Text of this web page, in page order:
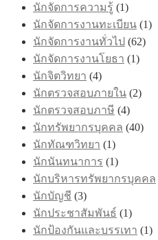
นักจัดการความรู้ (1)
นักจัดการงานทะเบียน (1)
นักจัดการงานทั่วไป (62)
นักจัดการงานโยธา (1)
นักจิตวิทยา (4)
นักตรวจสอบภายใน (2)
นักตรวจสอบภาษี (4)
นักทรัพยากรบุคคล (40)
นักทัณฑวิทยา (1)
นักนันทนาการ (1)
นักบริหารทรัพยากรบุคคล
นักบัญชี (3)
นักประชาสัมพันธ์ (1)
นักป้องกันและบรรเทา (1)